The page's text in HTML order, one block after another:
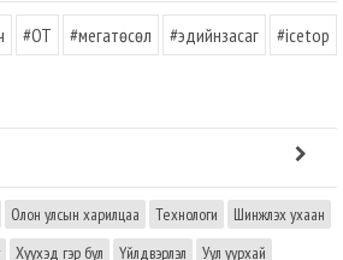
#OT #мегатөсөл #эдийнзасаг
#icetop
Олон улсын харилцаа Технологи
Шинжлэх ухаан
Хүүхэд гэр бүл Үйлдвэрлэл Уул уурхай